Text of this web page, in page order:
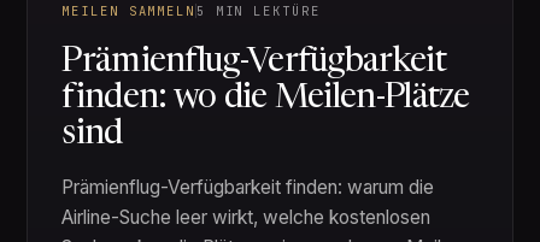
MEILEN SAMMELN 5 MIN LEKTÜRE
Prämienflug-Verfügbarkeit
finden: wo die Meilen-Plätze
sind
Prämienflug-Verfügbarkeit finden: warum die
Airline-Suche leer wirkt, welche kostenlosen